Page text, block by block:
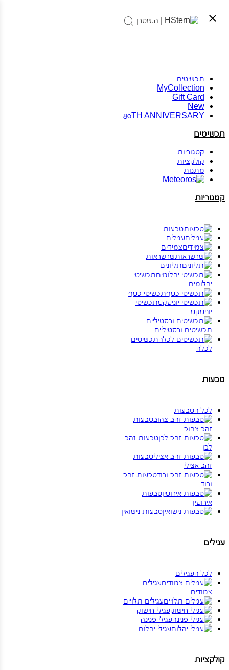
תכשיטים
MyCollection
Gift Card
New
80TH ANNIVERSARY
תכשיטים
קטגוריות
קולקציות
מתנות
קטגוריות
טבעות
עגילים
צמידים
שרשראות
תליונים
תכשיטי
יהלומים
תכשיטי כסף
תכשיטי
יוניסקס
תכשיטים ורסטיליים
תכשיטים
לכלה
טבעות
לכל הטבעות
טבעות
זהב צהוב
טבעות זהב
לבן
טבעות
זהב אצילי
טבעות זהב
ורוד
טבעות
אירוסין
טבעות נישואין
עגילים
לכל העגילים
עגילים
צמודים
עגילים תלויים
עגילי חישוק
עגילי פנינה
עגילי יהלום
קולקציות